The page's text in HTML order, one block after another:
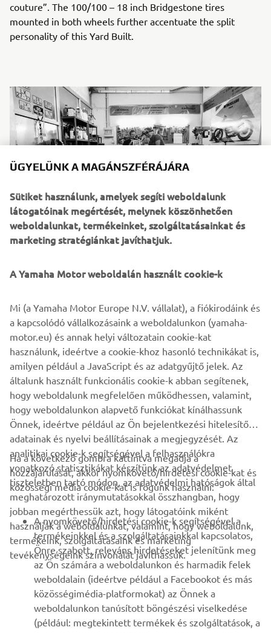
couture”. The 100/100 – 18 inch Bridgestone tires
mounted in both wheels further accentuate the split
personality of this Yard Built.
The single cylinder engine of the SR400 was left
to the increased air intake and the new exhaust system,
also built from scratch in stainless steel aluminum.
The bicolor paintjob, which is red on one side and yellow
on the other, with a few touches of black and white,
manages to express the different corporate identities of
the companies that took part in this elaborate project.
VÁLLALATI
B2B
TÖBB YAMAHA
TÁMOGATÁS
HÍRLEVÉL
ÜGYELÜNK A MAGÁNSZFÉRÁJÁRA
Sütiket használunk, amelyek segíti weboldalunk
látogatóinak megértését, melynek köszönhetően
weboldalunkat, termékeinket, szolgáltatásainkat és
marketing stratégiánkat javíthatjuk.
A Yamaha Motor weboldalán használt cookie-k
Mi (a Yamaha Motor Europe N.V. vállalat), a fiókirodáink és
a kapcsolódó vállalkozásaink a weboldalunkon (yamaha-
motor.eu) és annak helyi változatain cookie-kat
használunk, ideértve a cookie-khoz hasonló technikákat is,
amilyen például a JavaScript és az adatgyűjtő jelek. Az
általunk használt funkcionális cookie-k abban segítenek,
hogy weboldalunk megfelelően működhessen, valamint,
hogy weboldalunkon alapvető funkciókat kínálhassunk
Önnek, ideértve például az Ön bejelentkezési hitelesítő
adatainak és nyelvi beállításainak a megjegyzését. Az
analitikai cookie-k segítségével a felhasználókra
vonatkozó statisztikákat készítünk az adatvédelmet
tiszteletben tartó módon, az adatvédelmi hatóságok által
meghatározott iránymutatásokkal összhangban, hogy
jobban megérthessük azt, hogy látogatóink miként
használják a weboldalunkat, valamint, hogy weboldalunk,
termékeink, szolgáltatásaink és marketing
tevékenységeink színvonalát javíthassuk.
Ha a következő gombra kattintva megadja a
hozzájárulását, akkor nyomkövető/hirdetési cookie-kat és
közösségi média cookie-kat is fogunk használni:
A nyomkövető/hirdetési cookie-k segítségével a
termékeinkkel és a szolgáltatásainkkal kapcsolatos,
Önre szabott, releváns hirdetéseket jelenítünk meg
az Ön számára a weboldalunkon és harmadik felek
weboldalain (ideértve például a Facebookot és más
közösségimédia-platformokat) az Önnek a
weboldalunkon tanúsított böngészési viselkedése
(például: megtekintett termékek és szolgáltatások, a